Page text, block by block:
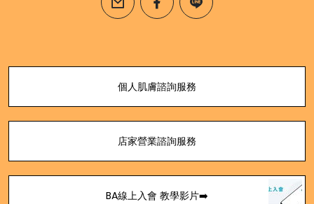
email facebook
line
個人肌膚諮詢服務
店家營業諮詢服務
BA線上入會 教學影片➡️